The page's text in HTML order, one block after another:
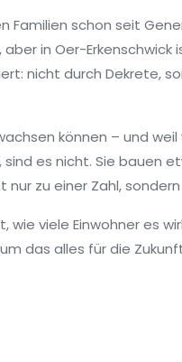
Familien schon seit
aber in Oer-Erkenschwick
nicht durch Dekrete,
können – und
es nicht. Sie bauen
zu einer Zahl,
viele Einwohner es
das alles für die